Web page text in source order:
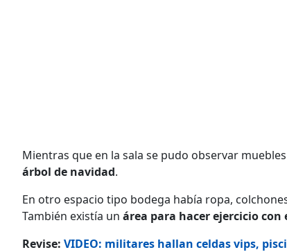
Mientras que en la sala se pudo observar
árbol de navidad.
En otro espacio tipo bodega había ropa,
También existía un área para hacer ejercicio
Revise: VIDEO: militares hallan celdas vips,